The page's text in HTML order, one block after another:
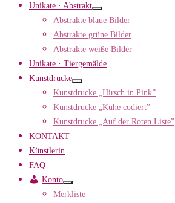
Unikate · Abstrakt
Abstrakte blaue Bilder
Abstrakte grüne Bilder
Abstrakte weiße Bilder
Unikate · Tiergemälde
Kunstdrucke
Kunstdrucke „Hirsch in Pink”
Kunstdrucke „Kühe codiert”
Kunstdrucke „Auf der Roten Liste”
KONTAKT
Künstlerin
FAQ
Konto
Merkliste